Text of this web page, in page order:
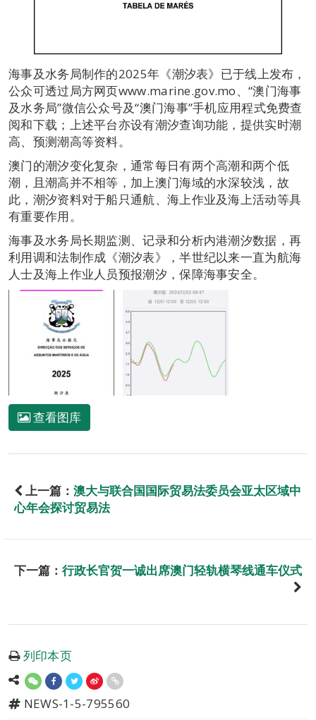
海事及水务局制作的2025年《潮汐表》已于线上发布，
公众可透过局方网页www.marine.gov.mo、“澳门海事
及水务局”微信公众号及“澳门海事”手机应用程式免费查
阅和下载；上述平台亦设有潮汐查询功能，提供实时潮
高、预测潮高等资料。
澳门的潮汐变化复杂，通常每日有两个高潮和两个低
潮，且潮高并不相等，加上澳门海域的水深较浅，故
此，潮汐资料对于船只通航、海上作业及海上活动等具
有重要作用。
海事及水务局长期监测、记录和分析内港潮汐数据，再
利用调和法制作成《潮汐表》，半世纪以来一直为航海
人士及海上作业人员预报潮汐，保障海事安全。
查看图库
上一篇： 澳大与联合国国际贸易法委员会亚太区域中
心年会探讨贸易法
下一篇： 行政长官贺一诚出席澳门轻轨横琴线通车仪式
列印本页
NEWS-1-5-795560